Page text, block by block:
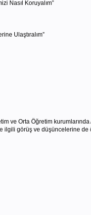
Nasıl Koruyalım”
Ulaştıralım”
Orta Öğretim kurumlarında
ilgili görüş ve düşüncelerine